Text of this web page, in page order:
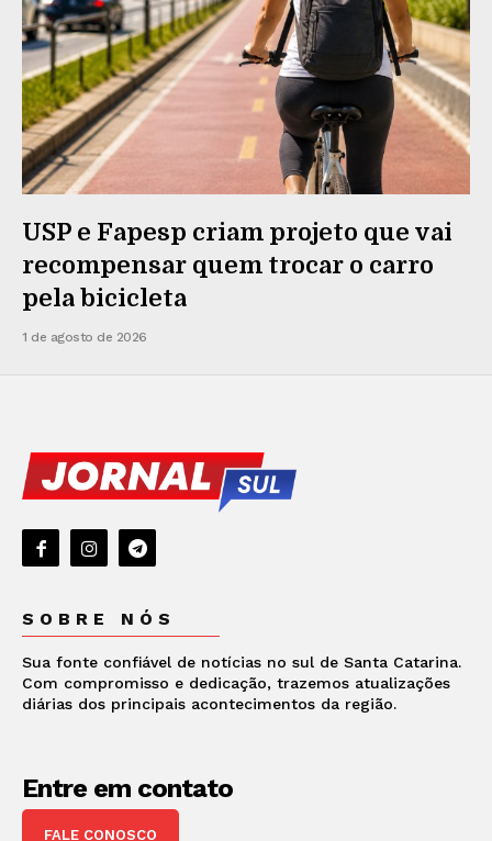
USP e Fapesp criam projeto que vai
recompensar quem trocar o carro
pela bicicleta
1 de agosto de 2026
SOBRE NÓS
Sua fonte confiável de notícias no sul de Santa Catarina.
Com compromisso e dedicação, trazemos atualizações
diárias dos principais acontecimentos da região.
Entre em contato
FALE CONOSCO